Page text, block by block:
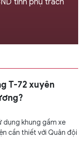
T-72 xuyên
dụng khung gầm xe
cần thiết với Quân đội